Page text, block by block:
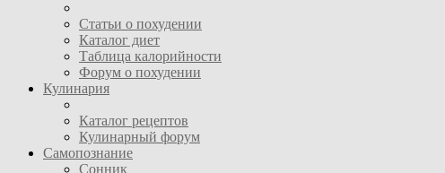
Статьи о похудении
Каталог диет
Таблица калорийности
Форум о похудении
Кулинария
Каталог рецептов
Кулинарный форум
Самопознание
Сонник